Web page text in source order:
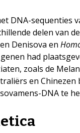
DNA-sequenties
delen van
Denisova en
had
zoals de
en Chinezen
DNA te